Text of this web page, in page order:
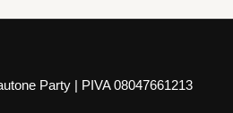
Party | PIVA 08047661213